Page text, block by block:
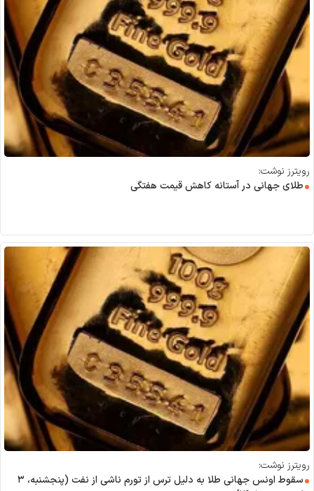
رویترز نوشت:
طلای جهانی در آستانه کاهش قیمت هفتگی
رویترز نوشت:
سقوط اونس جهانی طلا به دلیل ترس از تورم ناشی از نفت (پنجشنبه، ۳